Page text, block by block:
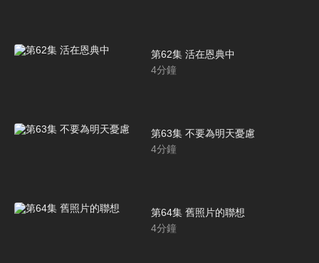
第62集 活在恩典中
4分鐘
第63集 不要為明天憂慮
4分鐘
第64集 舊照片的聯想
4分鐘